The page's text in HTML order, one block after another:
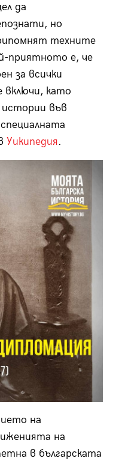
да
но
техните
приятното е, че
за всички
включи, като
във
Уикипедия.
на
на
в българската